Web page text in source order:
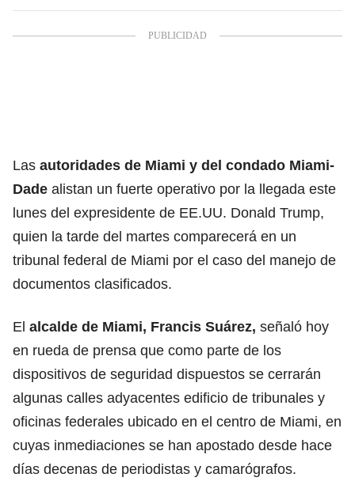
Las autoridades de Miami y del condado Miami-
Dade alistan un fuerte operativo por la llegada este
lunes del expresidente de EE.UU. Donald Trump,
quien la tarde del martes comparecerá en un
tribunal federal de Miami por el caso del manejo de
documentos clasificados.
El alcalde de Miami, Francis Suárez, señaló hoy
en rueda de prensa que como parte de los
dispositivos de seguridad dispuestos se cerrarán
algunas calles adyacentes edificio de tribunales y
oficinas federales ubicado en el centro de Miami, en
cuyas inmediaciones se han apostado desde hace
días decenas de periodistas y camarógrafos.